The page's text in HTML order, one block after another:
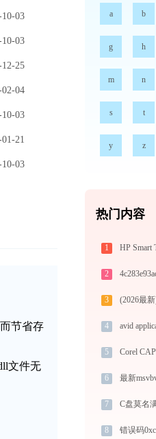
10-03
10-03
12-25
02-04
10-03
21
10-03
节省存
文件无
a b
g h
m n
s t
y z
热门内容
1
2
3
4
5
6
7 C盘莫名
8 错误码